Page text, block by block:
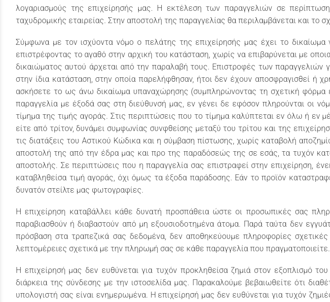
λογαριασμούς της επιχείρησής μας. Η εκτέλεση των παραγγελιών σε
ταχυδρομικής εταιρείας. Στην αποστολή της παραγγελίας θα περιλαμβάνεται και το
Σύμφωνα με τον ισχύοντα νόμο ο πελάτης της επιχείρησής μας έχει το
επιστρέφοντας το αγαθό στην αρχική του κατάσταση, χωρίς να επιβαρύνεται με
δικαιώματος αυτού άρχεται από την παραλαβή τους. Επιστροφές των παραγγελιών
στην ίδια κατάσταση, στην οποία παρελήφθησαν, ήτοι δεν έχουν αποσφραγισθεί ή
ασκήσετε το ως άνω δικαίωμα υπαναχώρησης (συμπληρώνοντας τη σχετική φόρμα
παραγγελία με έξοδά σας στη διεύθυνσή μας, εν γένει δε εφόσον πληρούνται οι
τίμημα της τιμής αγοράς. Στις περιπτώσεις που το τίμημα καλύπτεται εν όλω ή εν
είτε από τρίτον, δυνάμει συμφωνίας συνφθείσης μεταξύ του τρίτου και της
τις διατάξεις του Αστικού Κώδικα και η σύμβαση πίστωσης, χωρίς καταβολή
αποστολή της από την έδρα μας και προ της παραδόσεώς της σε εσάς, τα τυχόν
αποστολής. Σε περιπτώσεις που η παραγγελία σας επιστραφεί στην επιχείρηση,
καταβληθείσα τιμή αγοράς, όχι όμως τα έξοδα παράδοσης. Εάν το προϊόν
δυνατόν στείλτε μας φωτογραφίες.
Η επιχείρηση καταβάλλει κάθε δυνατή προσπάθεια ώστε οι προσωπικές σας
παραβιασθούν ή διαβαστούν από μη εξουσιοδοτημένα άτομα. Παρά ταύτα δεν
πρόσβαση στα τραπεζικά σας δεδομένα, δεν αποθηκεύουμε πληροφορίες
λεπτομέρειες σχετικά με την πληρωμή σας σε κάθε παραγγελία που πραγματοποιείτε.
Η επιχείρησή μας δεν ευθύνεται για τυχόν προκληθείσα ζημιά στον εξοπλισμό
διάρκεια της σύνδεσης με την ιστοσελίδα μας. Παρακαλούμε βεβαιωθείτε ότι
υπολογιστή σας είναι ενημερωμένα. Η επιχείρησή μας δεν ευθύνεται για τυχόν